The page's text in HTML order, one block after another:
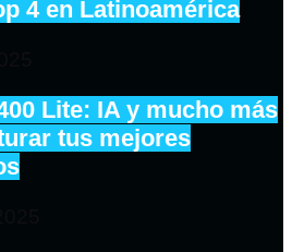
4 en Latinoamérica
Lite: IA y mucho más
tus mejores